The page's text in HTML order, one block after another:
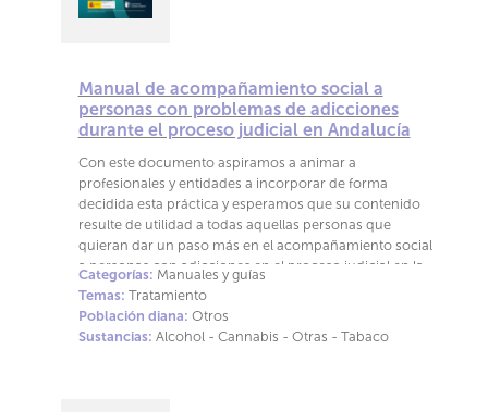
Manual de acompañamiento social a
personas con problemas de adicciones
durante el proceso judicial en Andalucía
Con este documento aspiramos a animar a
profesionales y entidades a incorporar de forma
decidida esta práctica y esperamos que su contenido
resulte de utilidad a todas aquellas personas que
quieran dar un paso más en el acompañamiento social
a personas con adicciones en el proceso judicial en la
comunidad de Andalucía.
Categorías: Manuales y guías
Temas: Tratamiento
Población diana: Otros
Sustancias: Alcohol - Cannabis - Otras - Tabaco